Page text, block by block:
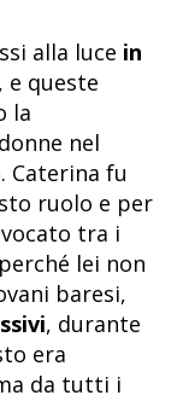
alla luce in
e queste
la
nel
Caterina fu
ruolo e per
tra i
lei non
baresi,
, durante
era
da tutti i